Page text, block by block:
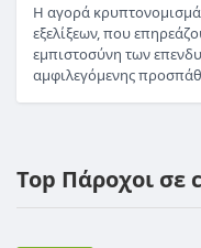
Η αγορά
εξελίξεων, που
εμπιστοσύνη των
αμφιλεγόμενης
Top Πάροχοι